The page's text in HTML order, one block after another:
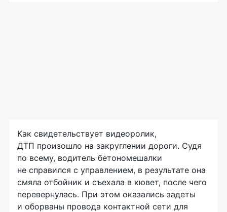
Как свидетельствует видеоролик,
ДТП произошло на закруглении дороги. Судя
по всему, водитель бетономешалки
не справился с управлением, в результате она
смяла отбойник и съехала в кювет, после чего
перевернулась. При этом оказались задеты
и оборваны провода контактной сети для